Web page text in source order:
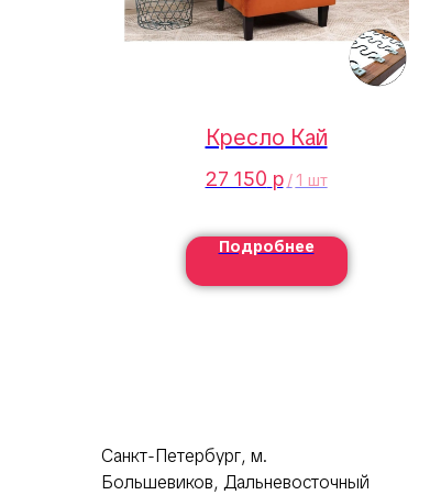
Кресло Кай
27 150 р / 1 шт
Подробнее
Санкт-Петербург, м.
Большевиков, Дальневосточный